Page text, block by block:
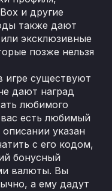
и другие
также дают
эксклюзивные
позже нельзя
существуют
дают наград
любимого
есть любимый
указан
с его кодом,
бонусный
валюты. Вы
а ему дадут